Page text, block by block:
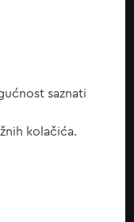
saznati
kolačića.